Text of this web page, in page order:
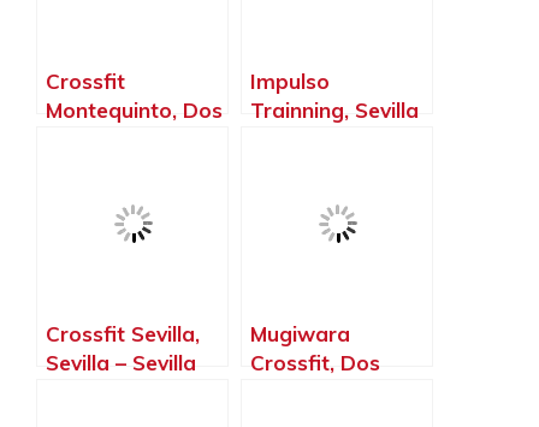
Crossfit
Montequinto, Dos
Impulso
Trainning, Sevilla
Crossfit Sevilla,
Sevilla – Sevilla
Mugiwara
Crossfit, Dos